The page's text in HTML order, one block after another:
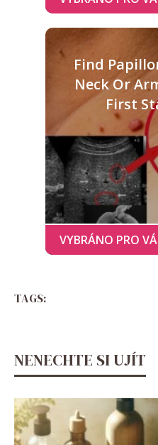
Find
Neck Or
First
TAGS:
NENECHTE SI UJÍT